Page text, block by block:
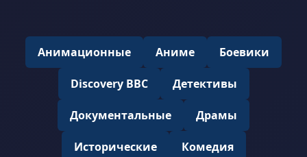
Анимационные Аниме Боевики
Discovery BBC Детективы
Документальные Драмы
Исторические Комедия